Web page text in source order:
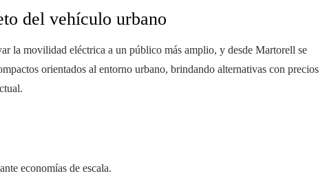
del vehículo urbano
la movilidad eléctrica a un público más amplio, y desde Martorell se
orientados al entorno urbano, brindando alternativas con precios
economías de escala.